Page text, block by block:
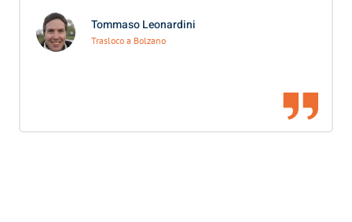
Tommaso Leonardini
Trasloco a Bolzano